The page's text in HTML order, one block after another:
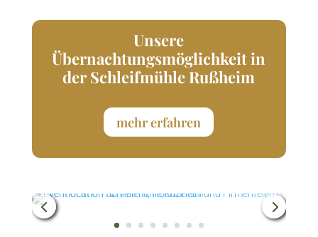
Unsere
Übernachtungsmöglichkeit in
der Schleifmühle Rußheim
mehr erfahren